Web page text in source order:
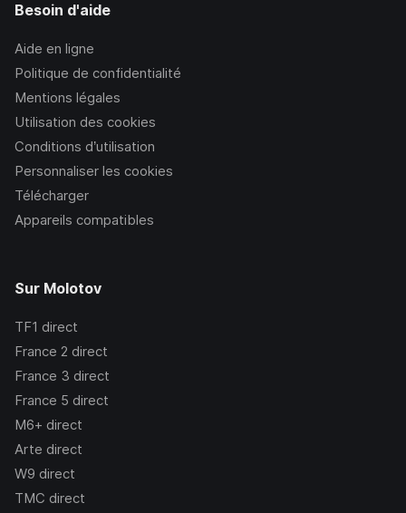
Besoin d'aide
Aide en ligne
Politique de confidentialité
Mentions légales
Utilisation des cookies
Conditions d’utilisation
Personnaliser les cookies
Télécharger
Appareils compatibles
Sur Molotov
TF1 direct
France 2 direct
France 3 direct
France 5 direct
M6+ direct
Arte direct
W9 direct
TMC direct